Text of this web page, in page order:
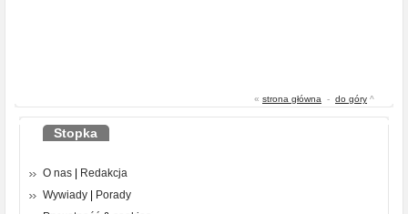
« strona główna - do góry ^
Stopka
O nas
Redakcja
Wywiady
Porady